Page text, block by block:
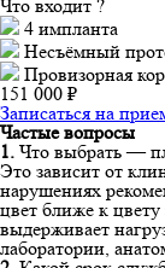
Что входит ?
4 импланта
Несъёмный
Провизорная
151 000 ₽
Записаться на
Частые вопросы
1. Что выбрать —
Это зависит от
нарушениях
цвет ближе к
выдерживает
лаборатории,